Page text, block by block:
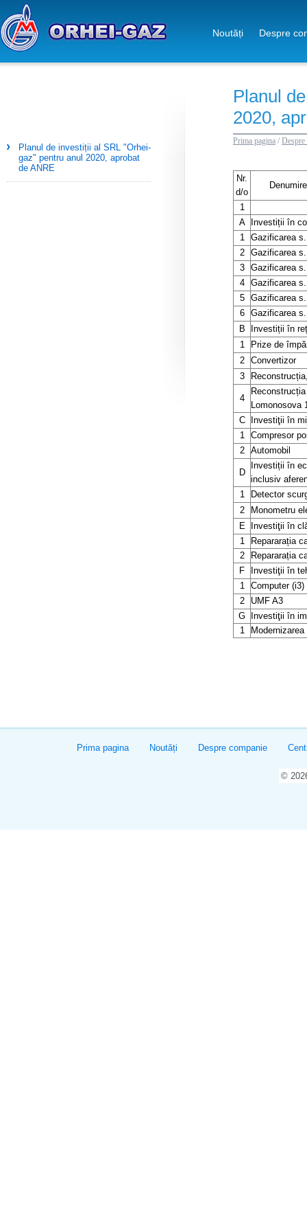
Noutăți Despre
Planul de investiții al SRL "Orhei-
gaz" pentru anul 2020, aprobat
de ANRE
Planul
2020,
Prima pagina / Despre
Nr.
d/o
1
A
Investiții în
1
Gazificarea
2
Gazificarea
3
Gazificarea
4
Gazificarea
5
Gazificarea
6
Gazificarea
B
Investiții în
1
Prize de
2
Convertizor
3
4
Lomonosova
C
Investiţii în
1
Compresor
2
Automobil
D
Investiții în
inclusiv
1
Detector
2
Monometru
E
Investiţii în
1
Repararația
2
Repararația
F
Investiţii în
1
Computer (i3)
2
UMF A3
G
Investiţii în
1
Prima pagina Noutăți Despre companie
©